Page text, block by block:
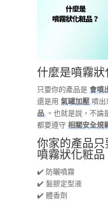
什麼是噴霧狀
只要你的產品是會噴
還是用氣罐加壓噴
品 。也就是說，不論
都要遵守相關安全規
你家的產品
噴霧狀化粧品
✔️ 防曬噴霧
✔️ 髮膠定型液
✔️ 體香劑